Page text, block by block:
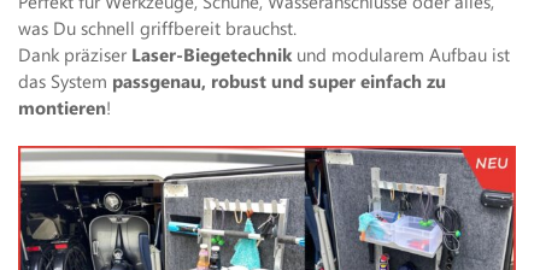
was Du schnell griffbereit brauchst.
Dank präziser Laser-Biegetechnikund modularem Aufbau ist
das System passgenau, robust und super einfach zu
montieren!